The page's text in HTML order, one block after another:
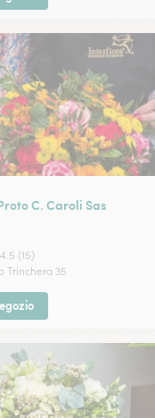
C. Caroli Sas
4.5 (15)
Trinchera 35